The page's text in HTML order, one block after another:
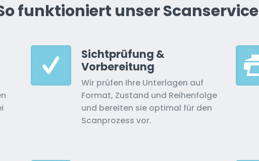
funktioniert unser Scanservice
Sichtprüfung &
Vorbereitung
Wir prüfen Ihre Unterlagen auf
Format, Zustand und Reihenfolge
und bereiten sie optimal für den
Scanprozess vor.